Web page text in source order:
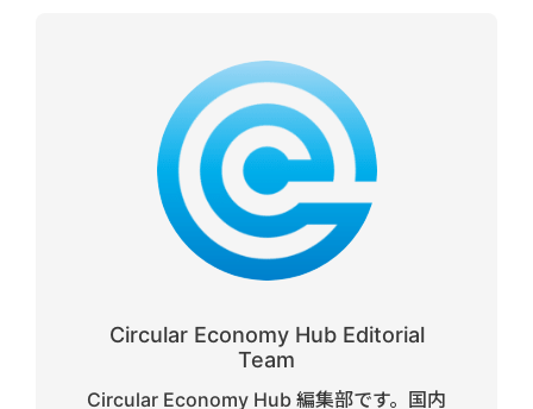
Circular Economy Hub Editorial
Team
Circular Economy Hub 編集部です。国内